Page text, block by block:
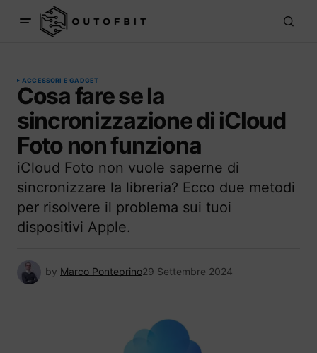
ACCESSORI E GADGET
Cosa fare se la
sincronizzazione di iCloud
Foto non funziona
iCloud Foto non vuole saperne di
sincronizzare la libreria? Ecco due metodi
per risolvere il problema sui tuoi
dispositivi Apple.
by Marco Ponteprino29 Settembre 2024